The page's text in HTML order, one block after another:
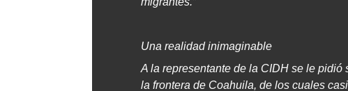
Una realidad inimaginable
A la representante de la CIDH se le
la frontera de Coahuila, de los cuales